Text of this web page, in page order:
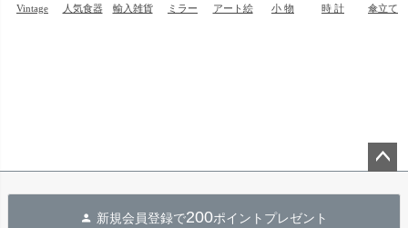
新規会員登録で200ポイントプレゼント